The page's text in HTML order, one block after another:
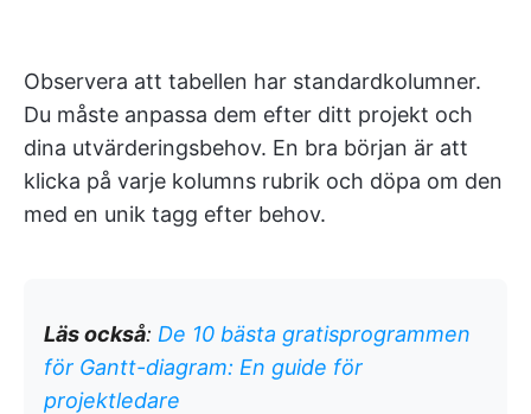
Observera att tabellen har standardkolumner.
Du måste anpassa dem efter ditt projekt och
dina utvärderingsbehov. En bra början är att
klicka på varje kolumns rubrik och döpa om den
med en unik tagg efter behov.
Läs också: De 10 bästa gratisprogrammen
för Gantt-diagram: En guide för
projektledare